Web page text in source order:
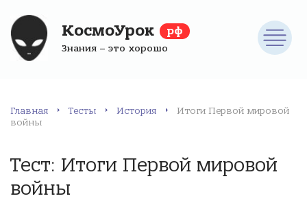
КосмоУрок рф
Знания – это хорошо
Главная Тесты История
Итоги Первой мировой
войны
Тест: Итоги Первой мировой
войны